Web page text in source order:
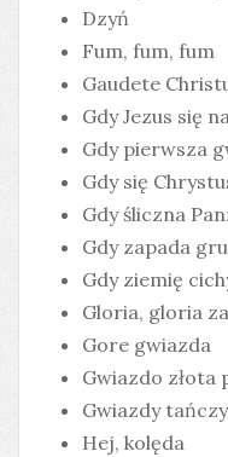
Dzyń
Fum, fum, fum
Gaudete
Gdy Jezus się
Gdy pierwsza
Gdy się
Gdy śliczna
Gdy zapada
Gdy ziemię
Gloria, gloria
Gore gwiazda
Gwiazdo złota
Gwiazdy
Hej, kolęda